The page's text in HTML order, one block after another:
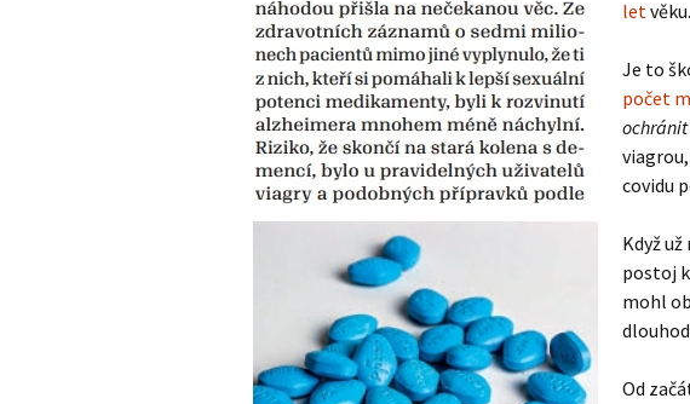
letvěku.
Je to
počet
ochránit
covidu
Když
postoj
mohl
Od